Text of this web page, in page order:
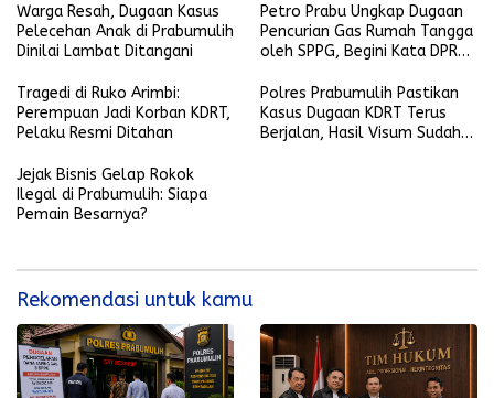
Warga Resah, Dugaan Kasus
Pelecehan Anak di Prabumulih
Dinilai Lambat Ditangani
Petro Prabu Ungkap Dugaan
Pencurian Gas Rumah Tangga
oleh SPPG, Begini Kata DPRD
Tragedi di Ruko Arimbi:
Perempuan Jadi Korban KDRT,
Pelaku Resmi Ditahan
Polres Prabumulih Pastikan
Kasus Dugaan KDRT Terus
Berjalan, Hasil Visum Sudah
Jejak Bisnis Gelap Rokok
Ilegal di Prabumulih: Siapa
Pemain Besarnya?
Rekomendasi untuk kamu